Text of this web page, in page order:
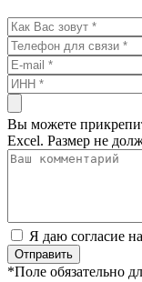
Вы можете
Excel. Размер не
Я даю согласие
*Поле обязательно